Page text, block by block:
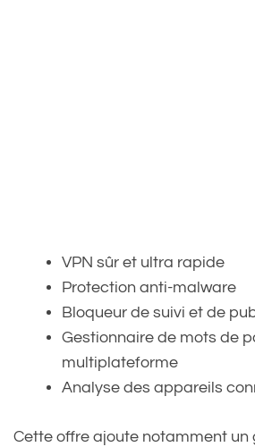
VPN sûr et ultra rapide
Protection anti-malware
Bloqueur de suivi et de
Gestionnaire de mots de
multiplateforme
Analyse des appareils
Cette offre ajoute notamment un